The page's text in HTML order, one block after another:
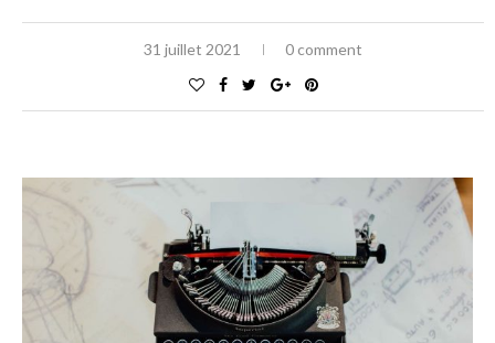
31 juillet 2021 0 comment